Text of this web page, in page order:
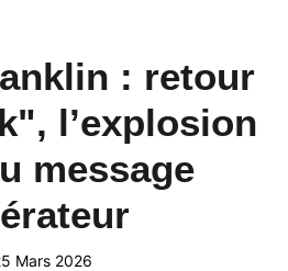
: retour
l’explosion
message
Mars 2026